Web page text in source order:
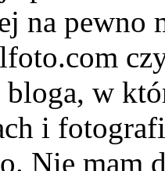
na pewno
w
i
Nie mam